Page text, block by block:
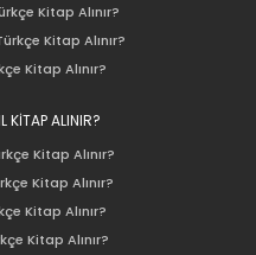
Kitap Alınır?
Kitap Alınır?
Kitap Alınır?
KİTAP ALINIR?
Kitap Alınır?
Kitap Alınır?
Kitap Alınır?
Kitap Alınır?